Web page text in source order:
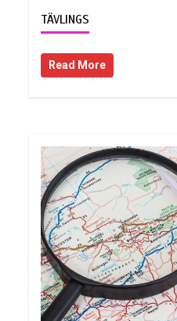
TÄVLINGS
Read More